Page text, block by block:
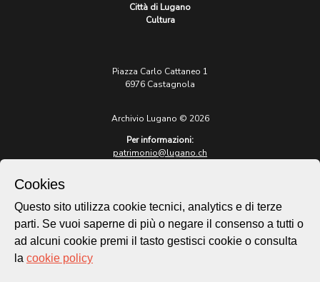
Città di Lugano
Cultura
Piazza Carlo Cattaneo 1
6976 Castagnola
Archivio Lugano © 2026
Per informazioni:
patrimonio@lugano.ch
lugano.ch
Cookie policy
Cookies
Questo sito utilizza cookie tecnici, analytics e di terze
parti. Se vuoi saperne di più o negare il consenso a tutti o
ad alcuni cookie premi il tasto gestisci cookie o consulta
la cookie policy